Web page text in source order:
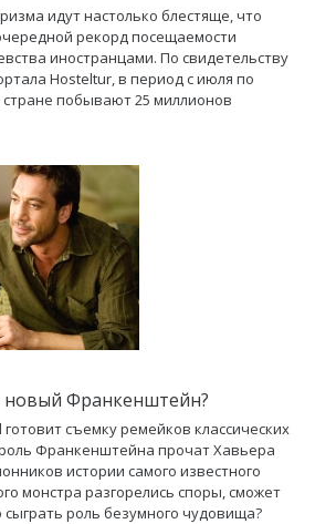
идут настолько блестяще, что
рекорд посещаемости
иностранцами. По свидетельству
Нosteltur, в период с июля по
стране побывают 25 миллионов
новый Франкенштейн?
съемку ремейков классических
Франкенштейна прочат Хавьера
истории самого известного
монстра разгорелись споры, сможет
роль безумного чудовища?